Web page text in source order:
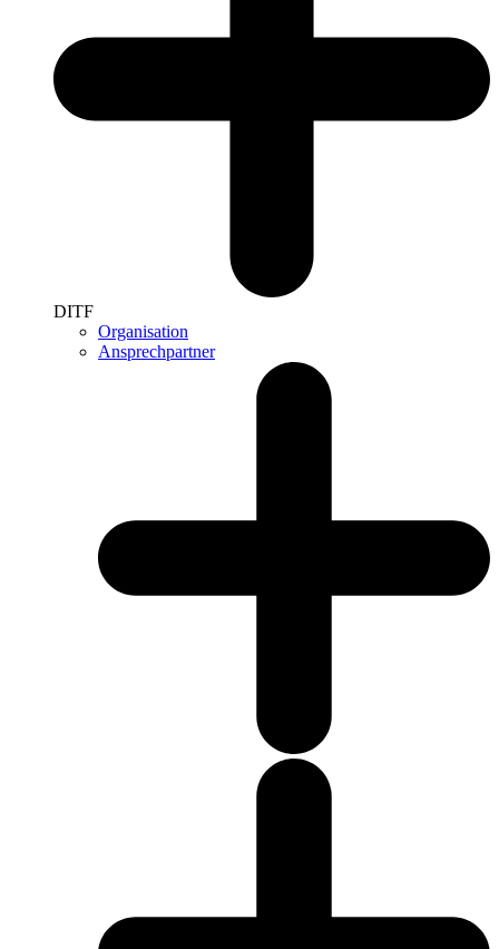
DITF
Organisation
Ansprechpartner